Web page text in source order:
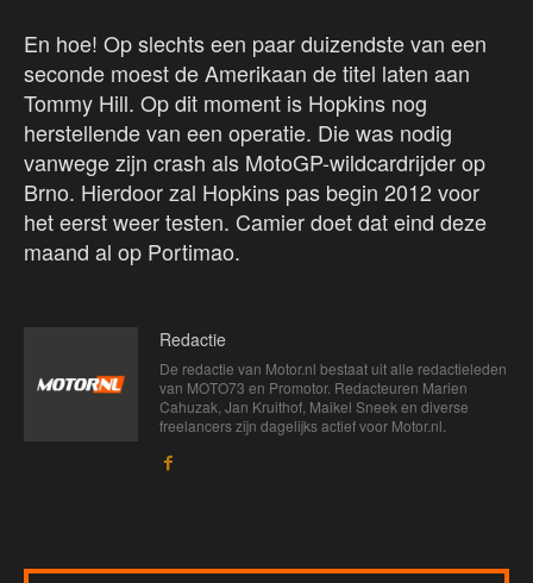
En hoe! Op slechts een paar duizendste van een
seconde moest de Amerikaan de titel laten aan
Tommy Hill. Op dit moment is Hopkins nog
herstellende van een operatie. Die was nodig
vanwege zijn crash als MotoGP-wildcardrijder op
Brno. Hierdoor zal Hopkins pas begin 2012 voor
het eerst weer testen. Camier doet dat eind deze
maand al op Portimao.
Redactie
De redactie van Motor.nl bestaat uit alle redactieleden
van MOTO73 en Promotor. Redacteuren Marien
Cahuzak, Jan Kruithof, Maikel Sneek en diverse
freelancers zijn dagelijks actief voor Motor.nl.